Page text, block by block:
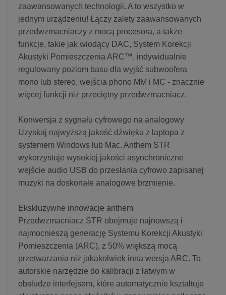
zaawansowanych technologii. A to wszystko w
jednym urządzeniu! Łączy zalety zaawansowanych
przedwzmacniaczy z mocą procesora, a także
funkcje, takie jak wiodący DAC, System Korekcji
Akustyki Pomieszczenia ARC™, indywidualnie
regulowany poziom basu dla wyjść subwoofera
mono lub stereo, wejścia phono MM i MC - znacznie
więcej funkcji niż przeciętny przedwzmacniacz.
Konwersja z sygnału cyfrowego na analogowy
Uzyskaj najwyższą jakość dźwięku z laptopa z
systemem Windows lub Mac. Anthem STR
wykorzystuje wysokiej jakości asynchroniczne
wejście audio USB do przesłania cyfrowo zapisanej
muzyki na doskonałe analogowe brzmienie.
Ekskluzywne innowacje anthem
Przedwzmacniacz STR obejmuje najnowszą i
najmocnieszą generację Systemu Korekcji Akustyki
Pomieszczenia (ARC), z 50% większą mocą
przetwarzania niż jakakolwiek inna wersja ARC. To
autorskie narzędzie do kalibracji z łatwym w
obsłudze interfejsem, które automatycznie kształtuje